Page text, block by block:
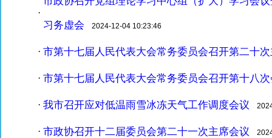
·
习务虚会 2024-12-04 10:23:46
· 市第十七届人民代表大会常务委员会召开第二十
· 市第十七届人民代表大会常务委员会召开第十八
· 我市召开应对低温雨雪冰冻天气工作调度会议
· 市政协召开十二届委员会第二十一次主席会议